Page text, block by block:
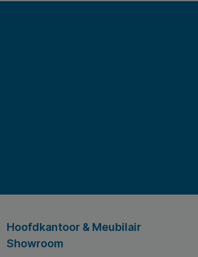
Hoofdkantoor & Meubilair
Showroom